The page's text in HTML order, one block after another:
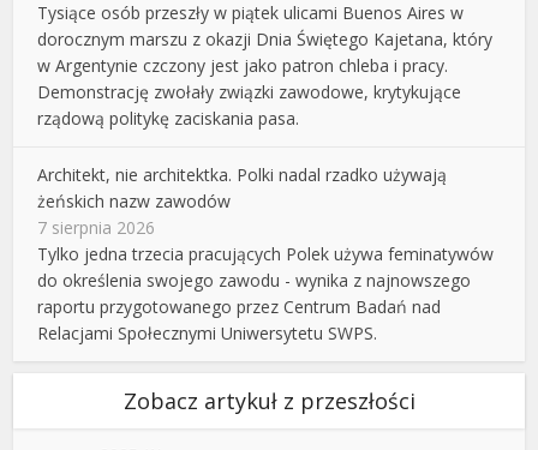
Tysiące osób przeszły w piątek ulicami Buenos Aires w
dorocznym marszu z okazji Dnia Świętego Kajetana, który
w Argentynie czczony jest jako patron chleba i pracy.
Demonstrację zwołały związki zawodowe, krytykujące
rządową politykę zaciskania pasa.
Architekt, nie architektka. Polki nadal rzadko używają
żeńskich nazw zawodów
7 sierpnia 2026
Tylko jedna trzecia pracujących Polek używa feminatywów
do określenia swojego zawodu - wynika z najnowszego
raportu przygotowanego przez Centrum Badań nad
Relacjami Społecznymi Uniwersytetu SWPS.
Zobacz artykuł z przeszłości